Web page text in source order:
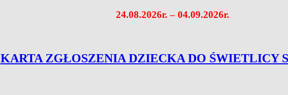
24.08.2026r. – 04.09.2026r.
KARTA ZGŁOSZENIA DZIECKA DO ŚWIETLICY